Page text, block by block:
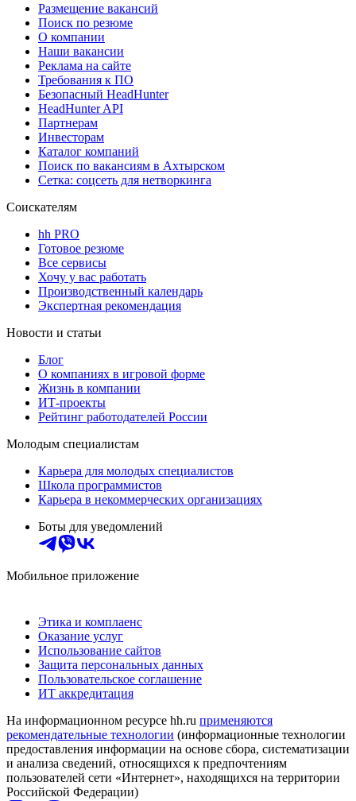
Размещение вакансий
Поиск по резюме
О компании
Наши вакансии
Реклама на сайте
Требования к ПО
Безопасный HeadHunter
HeadHunter API
Партнерам
Инвесторам
Каталог компаний
Поиск по вакансиям в Ахтырском
Сетка: соцсеть для нетворкинга
Соискателям
hh PRO
Готовое резюме
Все сервисы
Хочу у вас работать
Производственный календарь
Экспертная рекомендация
Новости и статьи
Блог
О компаниях в игровой форме
Жизнь в компании
ИТ-проекты
Рейтинг работодателей России
Молодым специалистам
Карьера для молодых специалистов
Школа программистов
Карьера в некоммерческих организациях
Боты для уведомлений
Мобильное приложение
Этика и комплаенс
Оказание услуг
Использование сайтов
Защита персональных данных
Пользовательское соглашение
ИТ аккредитация
На информационном ресурсе hh.ru применяются
рекомендательные технологии (информационные технологии
предоставления информации на основе сбора, систематизации
и анализа сведений, относящихся к предпочтениям
пользователей сети «Интернет», находящихся на территории
Российской Федерации)